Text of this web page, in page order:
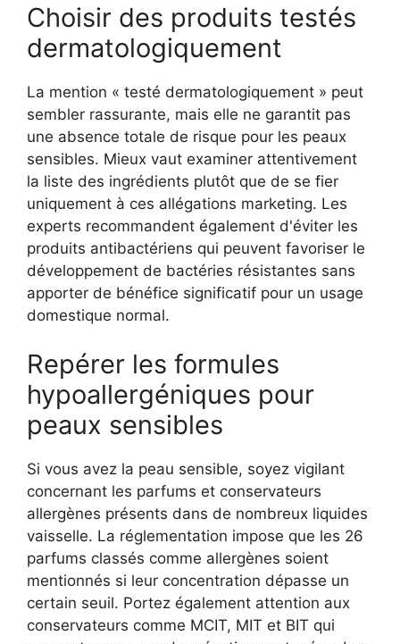
Choisir des produits testés
dermatologiquement
La mention « testé dermatologiquement » peut
sembler rassurante, mais elle ne garantit pas
une absence totale de risque pour les peaux
sensibles. Mieux vaut examiner attentivement
la liste des ingrédients plutôt que de se fier
uniquement à ces allégations marketing. Les
experts recommandent également d'éviter les
produits antibactériens qui peuvent favoriser le
développement de bactéries résistantes sans
apporter de bénéfice significatif pour un usage
domestique normal.
Repérer les formules
hypoallergéniques pour
peaux sensibles
Si vous avez la peau sensible, soyez vigilant
concernant les parfums et conservateurs
allergènes présents dans de nombreux liquides
vaisselle. La réglementation impose que les 26
parfums classés comme allergènes soient
mentionnés si leur concentration dépasse un
certain seuil. Portez également attention aux
conservateurs comme MCIT, MIT et BIT qui